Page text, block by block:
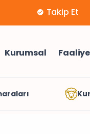
Takip Et
Kurumsal